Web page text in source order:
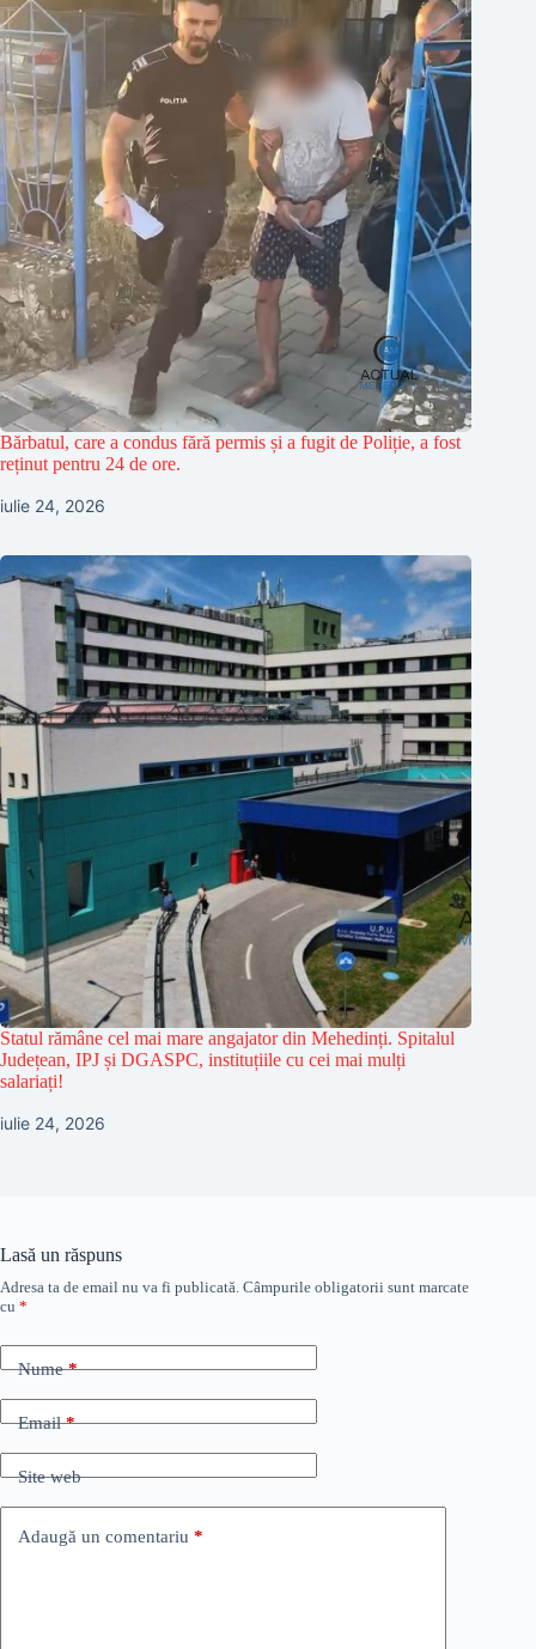
Bărbatul, care a condus fără permis și a fugit de Poliție, a fost
reținut pentru 24 de ore.
iulie 24, 2026
Statul rămâne cel mai mare angajator din Mehedinți. Spitalul
Județean, IPJ și DGASPC, instituțiile cu cei mai mulți
salariați!
iulie 24, 2026
Lasă un răspuns
Adresa ta de email nu va fi publicată. Câmpurile obligatorii sunt marcate
cu *
Nume*
Email*
Site web
Adaugă un comentariu *